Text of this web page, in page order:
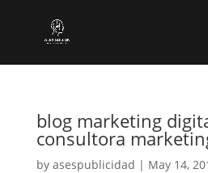
blog marketing
consultora
by asespublicidad | May 14,